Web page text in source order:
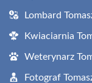
Lombard
Kwiaciarnia
Weterynarz
Fotograf